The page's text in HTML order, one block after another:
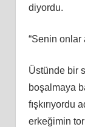
diyordu.
“Senin
Üstünde bir
boşalmaya
fışkırıyordu
erkeğimin